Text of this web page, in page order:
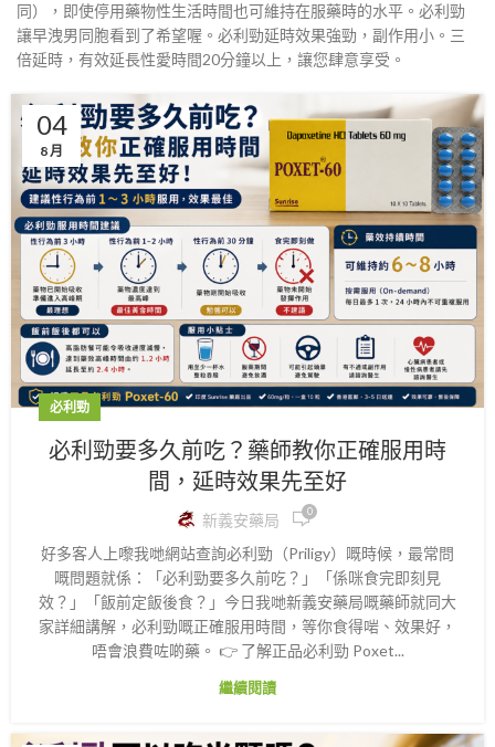
同），即使停用藥物性生活時間也可維持在服藥時的水平。必利勁
讓早洩男同胞看到了希望喔。必利勁延時效果強勁，副作用小。三
倍延時，有效延長性愛時間20分鐘以上，讓您肆意享受。
04
8 月
必利勁
必利勁要多久前吃？藥師教你正確服用時
間，延時效果先至好
新義安藥局 0
好多客人上嚟我哋網站查詢必利勁（Priligy）嘅時候，最常問
嘅問題就係：「必利勁要多久前吃？」「係咪食完即刻見
效？」「飯前定飯後食？」今日我哋新義安藥局嘅藥師就同大
家詳細講解，必利勁嘅正確服用時間，等你食得啱、效果好，
唔會浪費咗啲藥。 👉 了解正品必利勁 Poxet...
繼續閱讀